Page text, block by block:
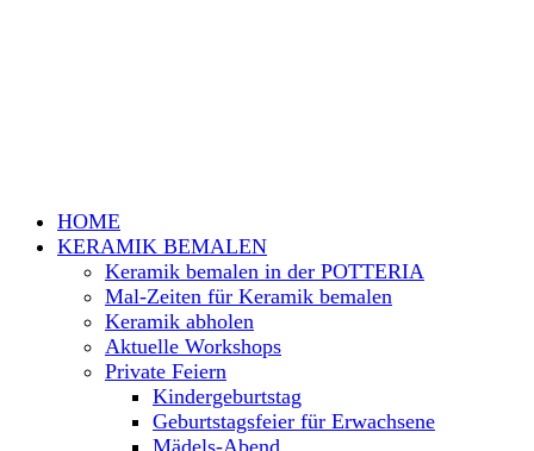
HOME
KERAMIK BEMALEN
Keramik bemalen in der POTTERIA
Mal-Zeiten für Keramik bemalen
Keramik abholen
Aktuelle Workshops
Private Feiern
Kindergeburtstag
Geburtstagsfeier für Erwachsene
Mädels-Abend